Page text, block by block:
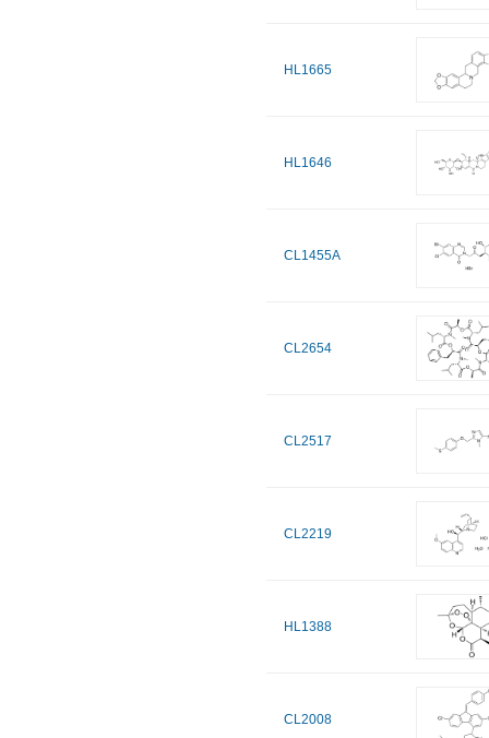
HL1665
HL1646
CL1455A
CL2654
CL2517
CL2219
HL1388
CL2008